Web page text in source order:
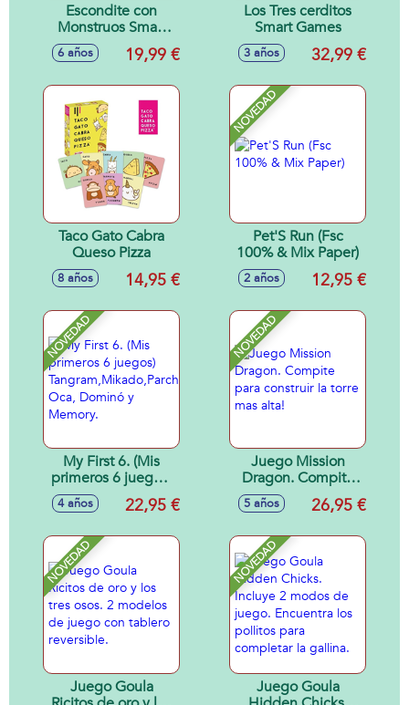
Escondite con
Monstruos Smart
Games
6 años 19,99 €
Los Tres cerditos
Smart Games
3 años 32,99 €
Taco Gato Cabra
Queso Pizza
8 años 14,95 €
NOVEDAD
Pet'S Run (Fsc
100% & Mix Paper)
2 años 12,95 €
NOVEDAD
My First 6. (Mis
primeros 6 juegos)
Tangram,Mikado,Parchís,
Oca, Dominó y
4 años 22,95 €
NOVEDAD
Juego Mission
Dragon. Compite
para construir la
torre mas alta!
5 años 26,95 €
NOVEDAD
Juego Goula
NOVEDAD
Juego Goula